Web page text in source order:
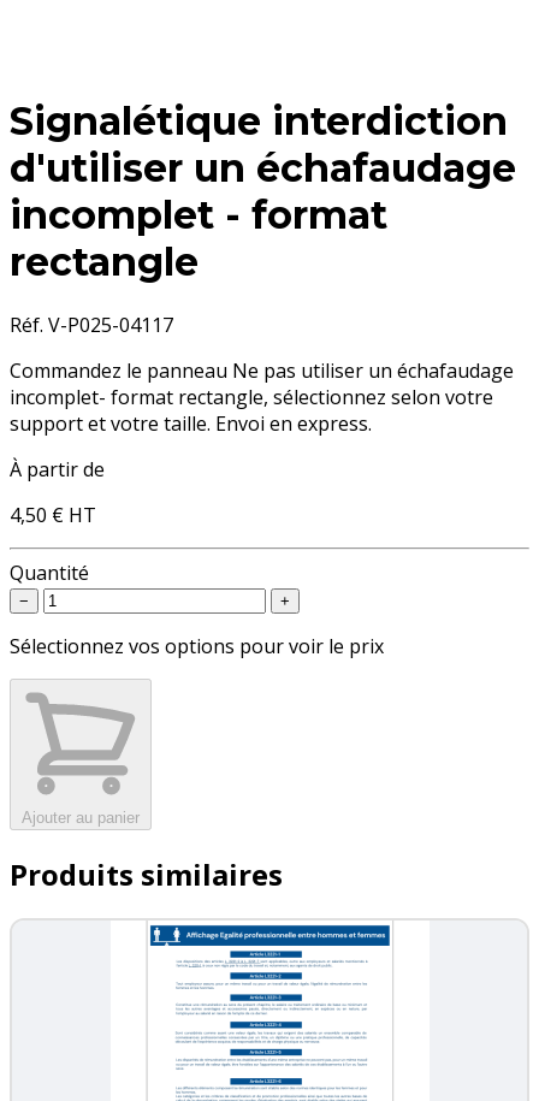
Signalétique interdiction
d'utiliser un échafaudage
incomplet - format
rectangle
Réf. V-P025-04117
Commandez le panneau Ne pas utiliser un échafaudage
incomplet- format rectangle, sélectionnez selon votre
support et votre taille. Envoi en express.
À partir de
4,50 € HT
Quantité
− +
Sélectionnez vos options pour voir le prix
Ajouter au panier
Produits similaires